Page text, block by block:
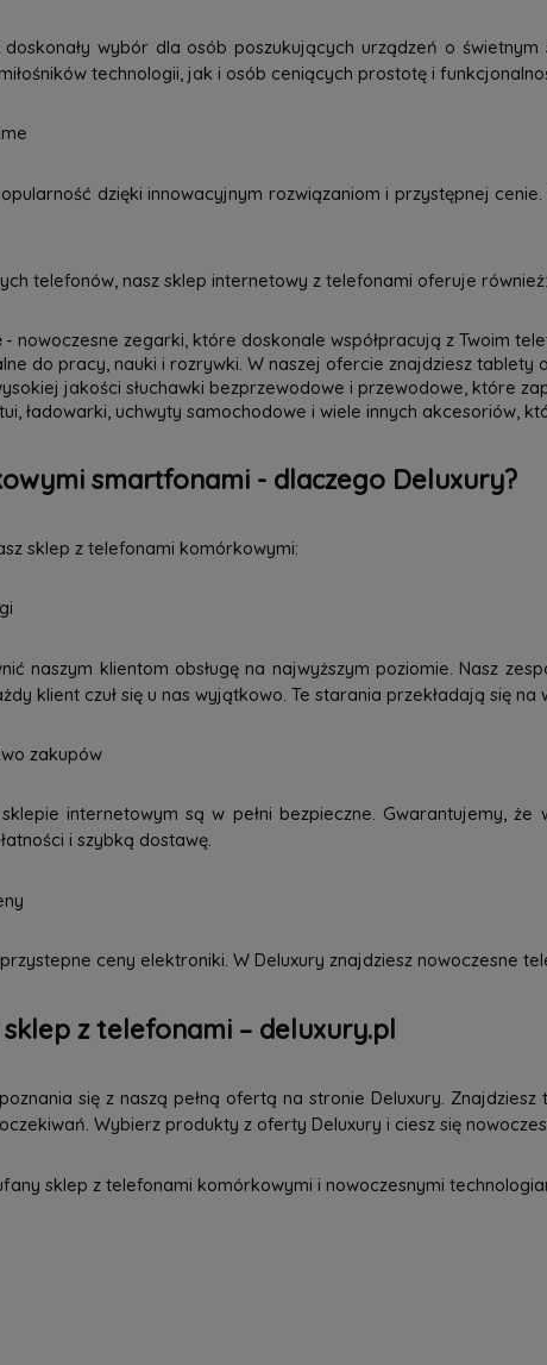
wybór dla osób poszukujących urządzeń o
technologii, jak i osób ceniących prostotę i
dzięki innowacyjnym rozwiązaniom i przystępnej
telefonów, nasz sklep internetowy z telefonami oferuje również:
- nowoczesne zegarki, które doskonale współpracują z Twoim
do pracy, nauki i rozrywki. W naszej ofercie znajdziesz
jakości słuchawki bezprzewodowe i przewodowe, które
ładowarki, uchwyty samochodowe i wiele innych akcesoriów,
smartfonami - dlaczego Deluxury?
sklep z telefonami komórkowymi:
naszym klientom obsługę na najwyższym poziomie. Nasz
klient czuł się u nas wyjątkowo. Te starania przekładają się na
zakupów
internetowym są w pełni bezpieczne. Gwarantujemy,
i szybką dostawę.
ceny elektroniki. W Deluxury znajdziesz nowoczesne
z telefonami – deluxury.pl
się z naszą pełną ofertą na stronie Deluxury.
Wybierz produkty z oferty Deluxury i ciesz się
sklep z telefonami komórkowymi i nowoczesnymi